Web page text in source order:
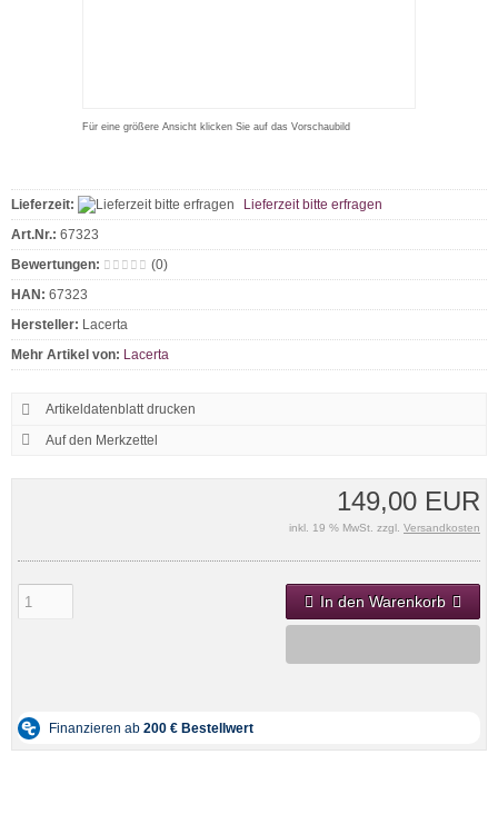
Für eine größere Ansicht klicken Sie auf das Vorschaubild
149,00 EUR
inkl. 19 % MwSt. zzgl. Versandkosten
In den Warenkorb
Lieferzeit:
Lieferzeit bitte erfragen
Art.Nr.: 67323
Bewertungen:
(0)
HAN: 67323
Hersteller: Lacerta
Mehr Artikel von: Lacerta
Artikeldatenblatt drucken